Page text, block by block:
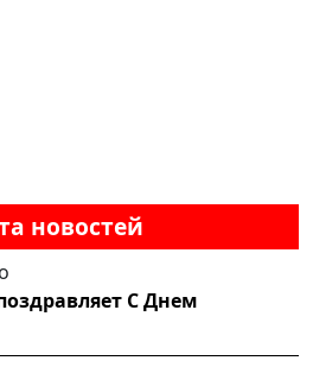
новостей
С Днем